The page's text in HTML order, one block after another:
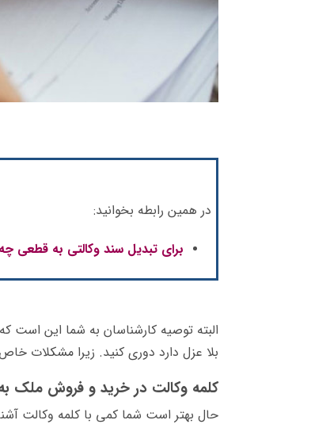
در همین رابطه بخوانید:
برای تبدیل سند وکالتی به قطعی
البته توصیه کارشناسان به شما این است
بلا عزل دارد دوری کنید. زیرا مشکلات
کلمه وکالت در خرید و فروش ملک
حال بهتر است شما کمی با کلمه وکالت